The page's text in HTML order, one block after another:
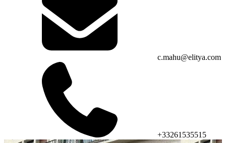
c.mahu@elitya.com
+33261535515